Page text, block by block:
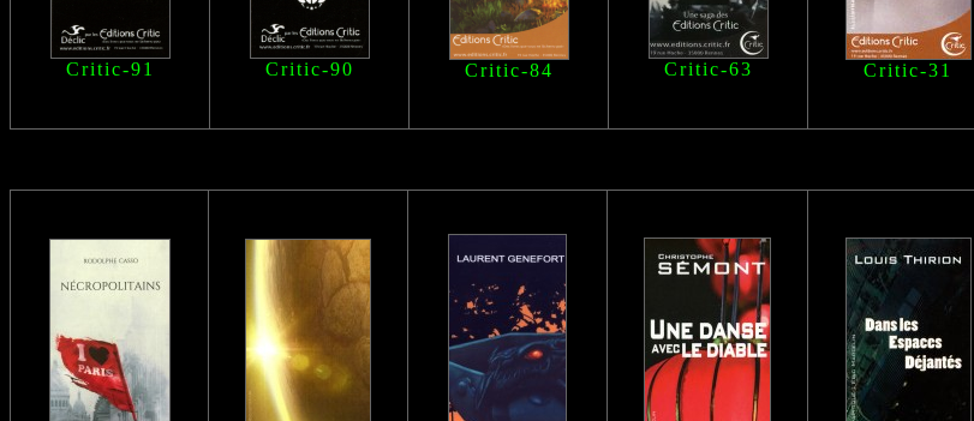
Critic-91 Critic-90 Critic-84 Critic-63 Critic-31